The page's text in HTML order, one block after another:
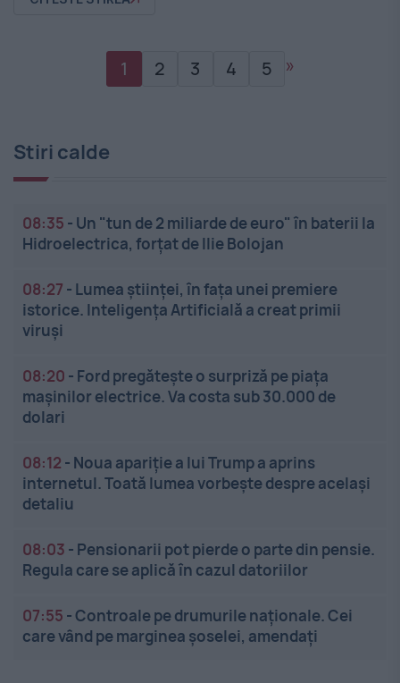
1 2 3 4 5 »
Stiri calde
08:35 - Un "tun de 2 miliarde de euro" în baterii la
Hidroelectrica, forțat de Ilie Bolojan
08:27 - Lumea științei, în fața unei premiere
istorice. Inteligența Artificială a creat primii
viruși
08:20 - Ford pregătește o surpriză pe piața
mașinilor electrice. Va costa sub 30.000 de
dolari
08:12 - Noua apariție a lui Trump a aprins
internetul. Toată lumea vorbește despre același
detaliu
08:03 - Pensionarii pot pierde o parte din pensie.
Regula care se aplică în cazul datoriilor
07:55 -Controale pe drumurile naționale. Cei
care vând pe marginea șoselei, amendați